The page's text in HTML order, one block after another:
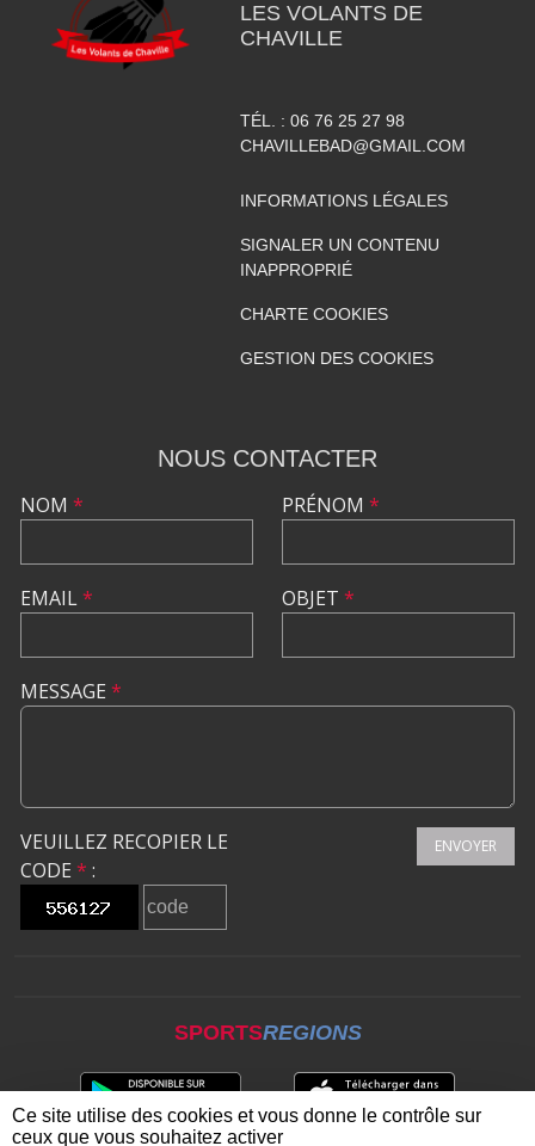
LES VOLANTS DE
CHAVILLE
TÉL. : 06 76 25 27 98
CHAVILLEBAD@GMAIL.COM
INFORMATIONS LÉGALES
SIGNALER UN CONTENU
INAPPROPRIÉ
CHARTE COOKIES
GESTION DES COOKIES
NOUS CONTACTER
NOM *
EMAIL*
PRÉNOM *
OBJET *
MESSAGE *
VEUILLEZ RECOPIER LE
CODE * :
ENVOYER
SPORTSREGIONS
Ce site utilise des cookies et vous donne le contrôle sur
ceux que vous souhaitez activer